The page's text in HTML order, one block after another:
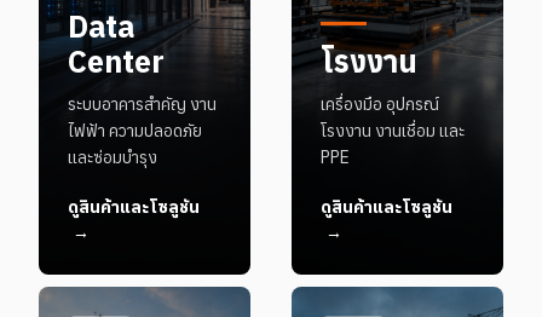
Data
Center
ระบบอาคารสำคัญ งาน
ไฟฟ้า ความปลอดภัย
และซ่อมบำรุง
ดูสินค้าและโซลูชัน
→
โรงงาน
เครื่องมือ อุปกรณ์
โรงงาน งานเชื่อม และ
PPE
ดูสินค้าและโซลูชัน
→